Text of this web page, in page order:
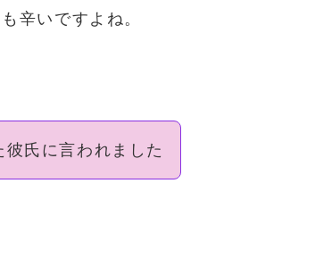
辛いですよね。
氏に言われました